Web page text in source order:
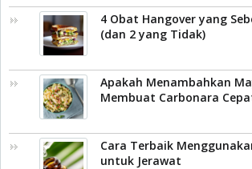
4 Obat Hangover yang
(dan 2 yang Tidak)
Apakah Menambahkan
Membuat Carbonara
Cara Terbaik
untuk Jerawat